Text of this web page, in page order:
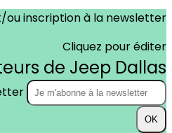
ou inscription à la newsletter
Cliquez pour éditer
de Jeep Dallas
OK